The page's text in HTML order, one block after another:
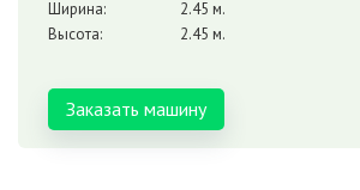
Ширина:
2.45 м.
Высота:
2.45 м.
Заказать машину